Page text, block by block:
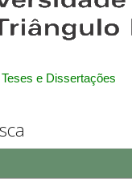
e Dissertações